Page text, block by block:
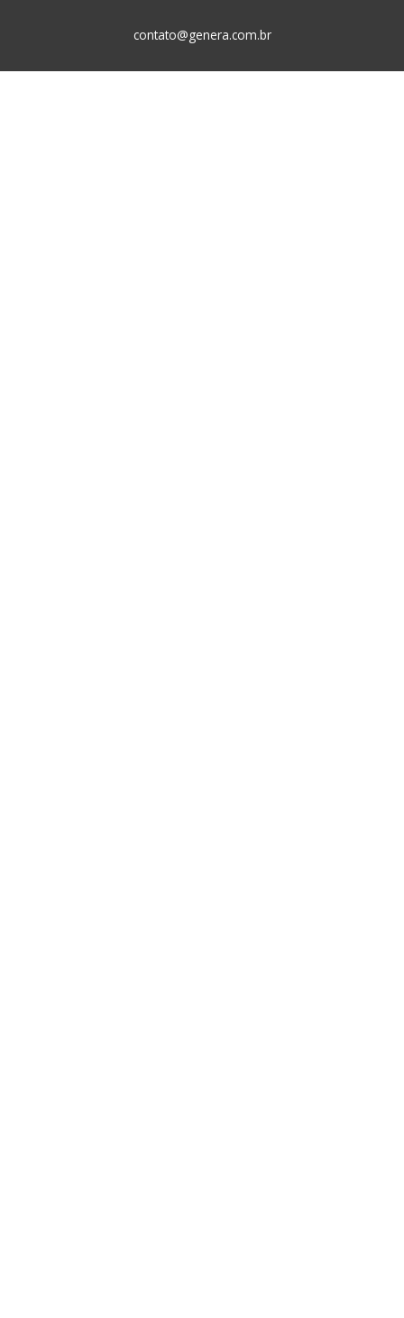
contato@genera.com.br